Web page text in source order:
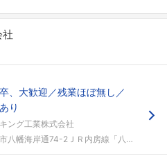
しました
ォローしませんか？
、大歓迎／残業ほぼ無し／
り
ング工業株式会社
幡海岸通74-2ＪＲ内房線「八幡宿」...